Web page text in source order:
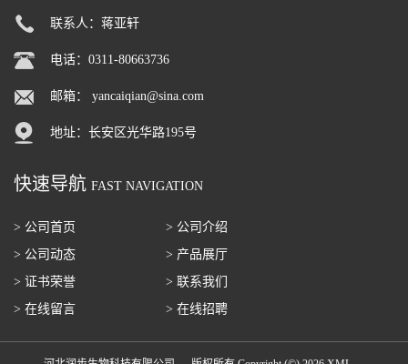
联系人：蒋亚轩
电话：0311-80663736
邮箱： yancaiqian@sina.com
地址：长安区光华路195号
快速导航 FAST NAVIGATION
> 公司首页
> 公司介绍
> 公司动态
> 产品展厅
> 证书荣誉
> 联系我们
> 在线留言
> 在线招聘